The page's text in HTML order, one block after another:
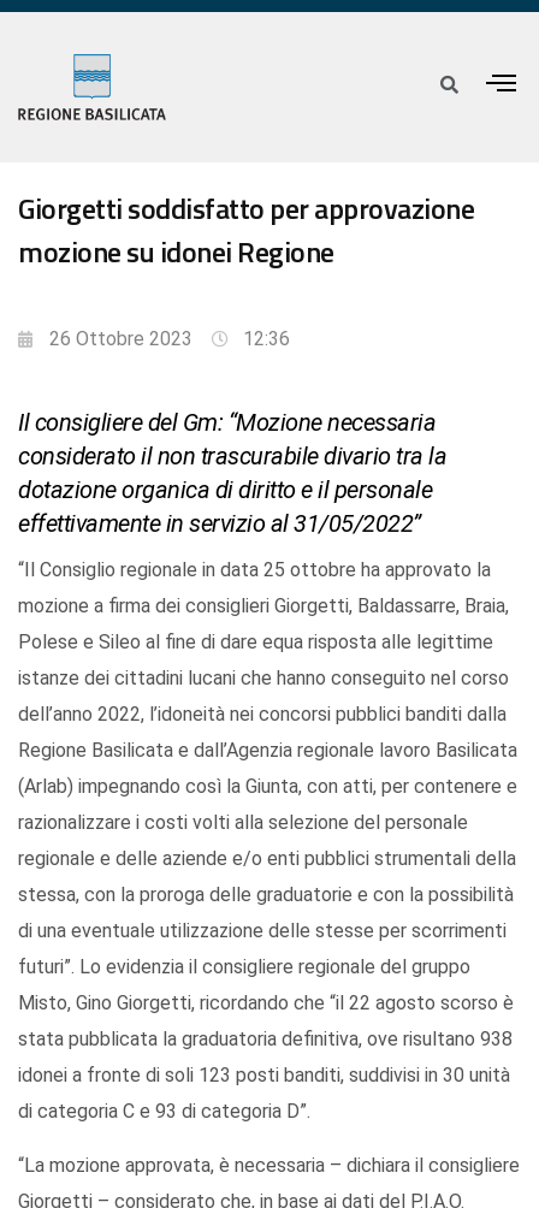
Giorgetti soddisfatto per approvazione
mozione su idonei Regione
26 Ottobre 2023 12:36
Il consigliere del Gm: “Mozione necessaria
considerato il non trascurabile divario tra la
dotazione organica di diritto e il personale
effettivamente in servizio al 31/05/2022”
“Il Consiglio regionale in data 25 ottobre ha approvato la
mozione a firma dei consiglieri Giorgetti, Baldassarre, Braia,
Polese e Sileo al fine di dare equa risposta alle legittime
istanze dei cittadini lucani che hanno conseguito nel corso
dell’anno 2022, l’idoneità nei concorsi pubblici banditi dalla
Regione Basilicata e dall’Agenzia regionale lavoro Basilicata
(Arlab) impegnando così la Giunta, con atti, per contenere e
razionalizzare i costi volti alla selezione del personale
regionale e delle aziende e/o enti pubblici strumentali della
stessa, con la proroga delle graduatorie e con la possibilità
di una eventuale utilizzazione delle stesse per scorrimenti
futuri”. Lo evidenzia il consigliere regionale del gruppo
Misto, Gino Giorgetti, ricordando che “il 22 agosto scorso è
stata pubblicata la graduatoria definitiva, ove risultano 938
idonei a fronte di soli 123 posti banditi, suddivisi in 30 unità
di categoria C e 93 di categoria D”.
“La mozione approvata, è necessaria – dichiara il consigliere
Giorgetti – considerato che, in base ai dati del P.I.A.O.